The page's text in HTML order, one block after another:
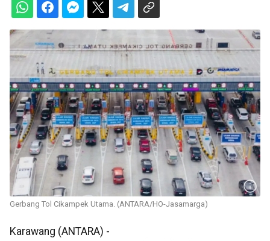
Gerbang Tol Cikampek Utama. (ANTARA/HO-Jasamarga)
Karawang (ANTARA) -